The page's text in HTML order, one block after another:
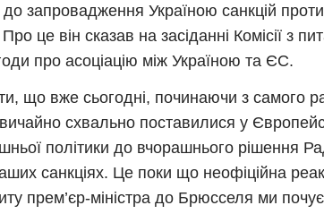
запровадження Україною санкцій
це він сказав на засіданні Комісії з
про асоціацію між Україною та ЄС.
що вже сьогодні, починаючи з самого
схвально поставилися у
політики до вчорашнього рішення
санкціях. Це поки що неофіційна
прем’єр-міністра до Брюсселя ми